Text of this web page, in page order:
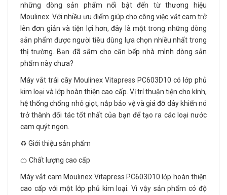
những dòng sản phẩm nổi bật đến từ thương hiệu
Moulinex. Với nhiều ưu điểm giúp cho công việc vắt cam trở
lên đơn giản và tiện lợi hơn, đây là một trong những dòng
sản phẩm được người tiêu dùng lựa chọn nhiều nhất trong
thị trường. Bạn đã sắm cho căn bếp nhà mình dòng sản
phẩm này chưa?
Máy vắt trái cây Moulinex Vitapress PC603D10 có lớp phủ
kim loại và lớp hoàn thiện cao cấp. Vị trí thuận tiện cho kính,
hệ thống chống nhỏ giọt, nắp bảo vệ và giá đỡ dây khiến nó
trở thành đối tác tốt nhất của bạn để tạo ra các loại nước
cam quýt ngon.
♻️ Giới thiệu sản phẩm
🍊 Chất lượng cao cấp
Máy vắt cam Moulinex Vitapress PC603D10 lớp hoàn thiện
cao cấp với một lớp phủ kim loại. Vì vậy sản phẩm có độ